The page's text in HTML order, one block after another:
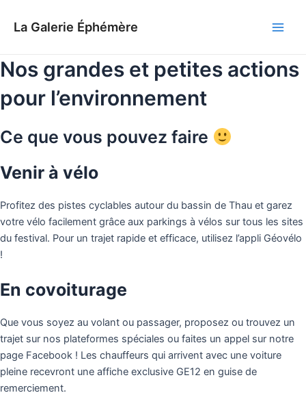
La Galerie Éphémère
Nos grandes et petites actions
pour l’environnement
Ce que vous pouvez faire
Venir à vélo
Profitez des pistes cyclables autour du bassin de Thau et garez
votre vélo facilement grâce aux parkings à vélos sur tous les sites
du festival. Pour un trajet rapide et efficace, utilisez l’appli Géovélo
!
En covoiturage
Que vous soyez au volant ou passager, proposez ou trouvez un
trajet sur nos plateformes spéciales ou faites un appel sur notre
page Facebook ! Les chauffeurs qui arrivent avec une voiture
pleine recevront une affiche exclusive GE12 en guise de
remerciement.